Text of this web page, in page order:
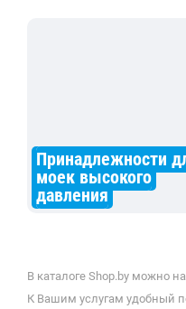
Принадлежности
моек высокого
давления
В каталоге Shop.by можно
К Вашим услугам удобный